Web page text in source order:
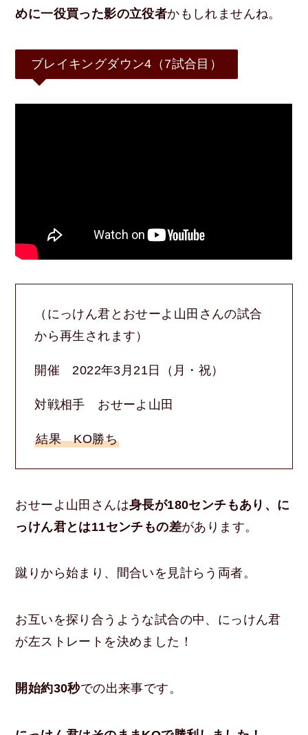
めに一役買った影の立役者かもしれませんね。
ブレイキングダウン4（7試合目）
（にっけん君とおせーよ山田さんの試合
から再生されます）
開催 2022年3月21日（月・祝）
対戦相手 おせーよ山田
結果 KO勝ち
おせーよ山田さんは身長が180センチもあり、に
っけん君とは11センチもの差があります。
蹴りから始まり、間合いを見計らう両者。
お互いを探り合うような試合の中、にっけん君
が左ストレートを決めました！
開始約30秒での出来事です。